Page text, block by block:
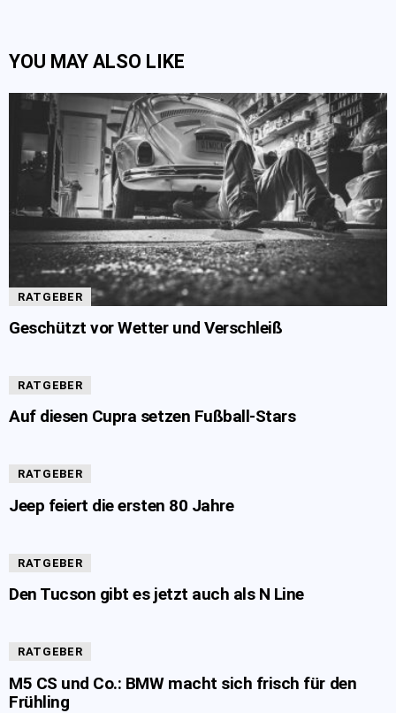
YOU MAY ALSO LIKE
RATGEBER
Geschützt vor Wetter und Verschleiß
RATGEBER
Auf diesen Cupra setzen Fußball-Stars
RATGEBER
Jeep feiert die ersten 80 Jahre
RATGEBER
Den Tucson gibt es jetzt auch als N Line
RATGEBER
M5 CS und Co.: BMW macht sich frisch für den
Frühling